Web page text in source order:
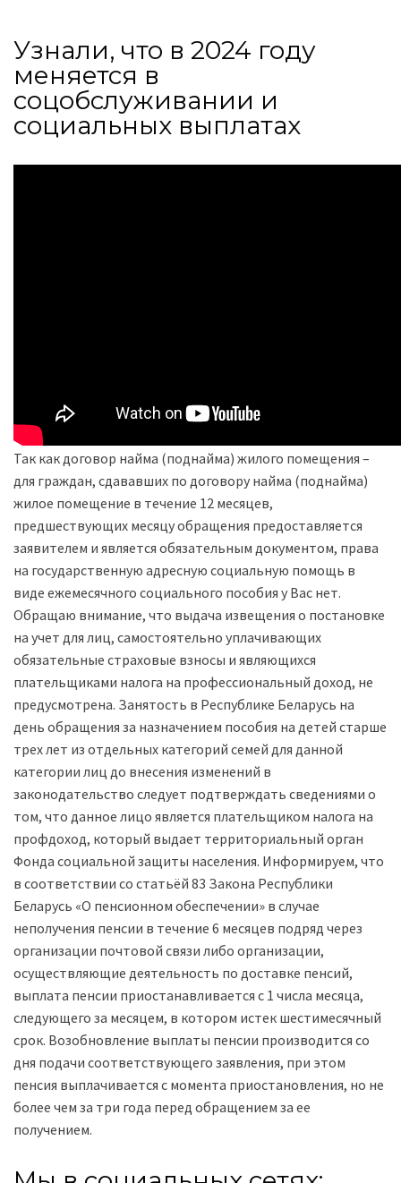
Узнали, что в 2024 году
меняется в
соцобслуживании и
социальных выплатах
Так как договор найма (поднайма) жилого помещения –
для граждан, сдававших по договору найма (поднайма)
жилое помещение в течение 12 месяцев,
предшествующих месяцу обращения предоставляется
заявителем и является обязательным документом, права
на государственную адресную социальную помощь в
виде ежемесячного социального пособия у Вас нет.
Обращаю внимание, что выдача извещения о постановке
на учет для лиц, самостоятельно уплачивающих
обязательные страховые взносы и являющихся
плательщиками налога на профессиональный доход, не
предусмотрена. Занятость в Республике Беларусь на
день обращения за назначением пособия на детей старше
трех лет из отдельных категорий семей для данной
категории лиц до внесения изменений в
законодательство следует подтверждать сведениями о
том, что данное лицо является плательщиком налога на
профдоход, который выдает территориальный орган
Фонда социальной защиты населения. Информируем, что
в соответствии со статьёй 83 Закона Республики
Беларусь «О пенсионном обеспечении» в случае
неполучения пенсии в течение 6 месяцев подряд через
организации почтовой связи либо организации,
осуществляющие деятельность по доставке пенсий,
выплата пенсии приостанавливается с 1 числа месяца,
следующего за месяцем, в котором истек шестимесячный
срок. Возобновление выплаты пенсии производится со
дня подачи соответствующего заявления, при этом
пенсия выплачивается с момента приостановления, но не
более чем за три года перед обращением за ее
получением.